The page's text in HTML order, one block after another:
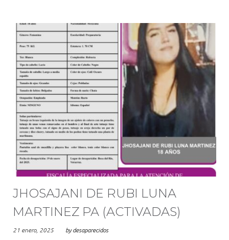
JHOSAJANI DE RUBI LUNA
MARTINEZ PA (ACTIVADAS)
21 enero, 2025 bydesaparecidos